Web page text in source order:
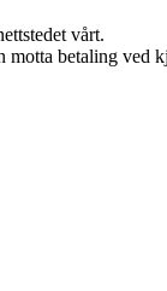
vårt.
motta betaling ved